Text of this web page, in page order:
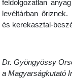
feldolgozatlan
levéltárban
és kerekasztal-
Dr. Gyöngyössy
a Magyarságkutató